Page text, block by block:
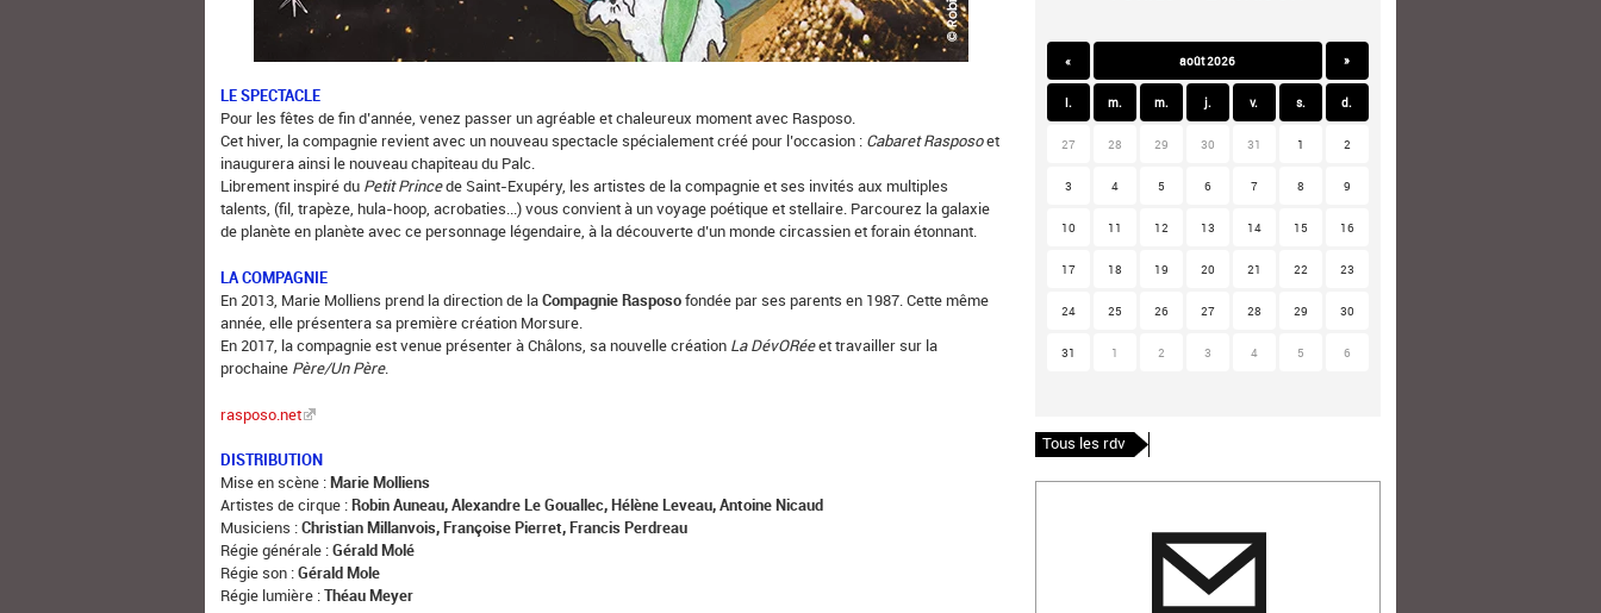
LE SPECTACLE
Pour les fêtes de fin d’année, venez passer un agréable et chaleureux moment avec Rasposo.
Cet hiver, la compagnie revient avec un nouveau spectacle spécialement créé pour l’occasion : Cabaret Rasposoet
inaugurera ainsi le nouveau chapiteau du Palc.
Librement inspiré du Petit Princede Saint-Exupéry, les artistes de la compagnie et ses invités aux multiples
talents, (fil, trapèze, hula-hoop, acrobaties...) vous convient à un voyage poétique et stellaire. Parcourez la galaxie
de planète en planète avec ce personnage légendaire, à la découverte d’un monde circassien et forain étonnant.
LA COMPAGNIE
En 2013, Marie Molliens prend la direction de laCompagnie Rasposofondée par ses parents en 1987. Cette même
année, elle présentera sa première création Morsure.
En 2017, la compagnie est venue présenter à Châlons, sa nouvelle création La DévORéeet travailler sur la
prochaine Père/Un Père.
rasposo.net
DISTRIBUTION
Mise en scène :Marie Molliens
Artistes de cirque :Robin Auneau, Alexandre Le Gouallec, Hélène Leveau, Antoine Nicaud
Musiciens :Christian Millanvois, Françoise Pierret, Francis Perdreau
Régie générale :Gérald Molé
Régie son :Gérald Mole
Régie lumière :Théau Meyer
« août 2026 »
l. m. m. j. v. s. d.
27 28 29 30 31 1 2
3 4 5 6 7 8 9
10 11 12 13 14 15 16
17 18 19 20 21 22 23
24 25 26 27 28 29 30
31 1 2 3 4 5 6
Tous les rdv